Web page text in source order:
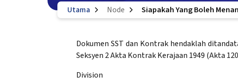
Utama Node Siapakah Yang Boleh
Dokumen SST dan Kontrak hendaklah
Seksyen 2 Akta Kontrak Kerajaan 1949 (Akta
Division